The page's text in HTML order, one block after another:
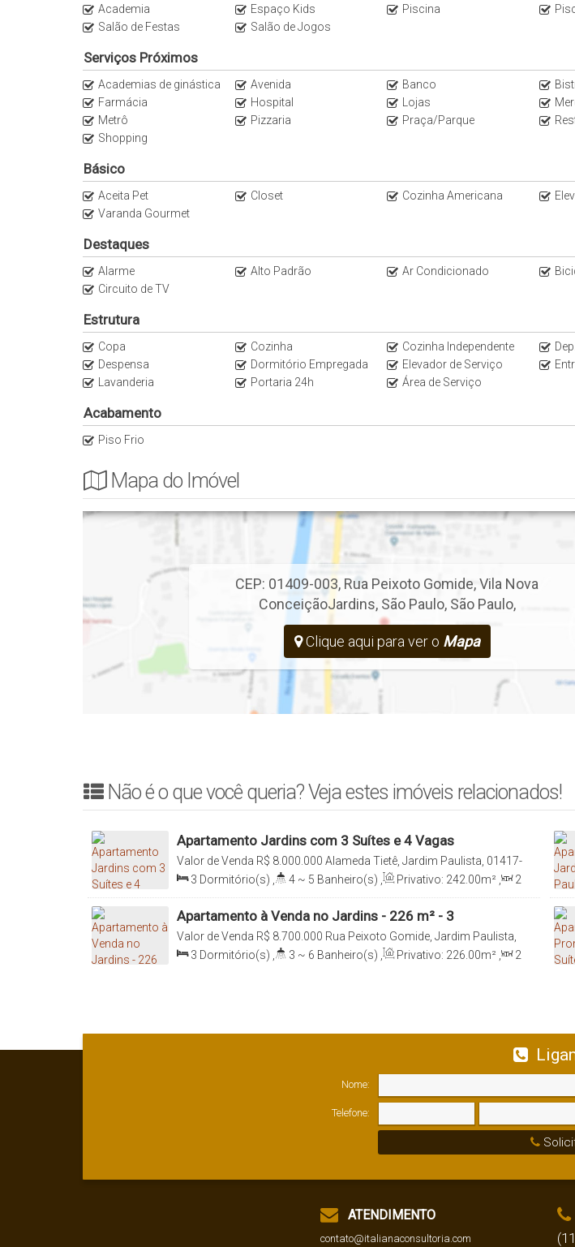
@ItalianaConsultoria.
2 minutos do Pirajá Paulista
2 min do Fogo de Chão Jardins
2 min do Bullguer Jardins
3 min da PÃO - Padaria Artesanal Orgânica
3 min da La Bella
4 min do Bistrô Paris 6 Vaudeville
4 min do BotaniKafé - Jardins
5 min do Restaurante Aoyama - Jardins
6 min do Cabana Burger Oscar Freire
7 min do Nakka Jardins
8 min da Padaria Galeria dos Pães
10 min da Avenida Faria Lima
Anuncie seu imóvel conosco
As informações estão sujeitas a alterações sem aviso prévio, consulte o corretor responsável.
Academia Espaço Kids Piscina
Salão de Festas
Salão de Jogos
Serviços Próximos
Academias de ginástica Avenida Banco
Farmácia
Hospital Lojas
Metrô
Pizzaria Praça/Parque
Shopping
Básico
Aceita Pet Closet Cozinha Americana
Varanda Gourmet
Destaques
Alarme Alto Padrão Ar Condicionado
Circuito de TV
Estrutura
Copa Cozinha Cozinha Independente
Despensa
Dormitório Empregada Elevador de Serviço
Lavanderia
Portaria 24h Área de Serviço
Acabamento
Piso Frio
Mapa do Imóvel
CEP: 01409-003, Rua Peixoto Gomide,Vila Nova
ConceiçãoJardins, São Paulo, São Paulo,
Clique aqui para ver o Mapa
Não é o que você queria? Veja estes imóveis relacionados!
Apartamento Jardins com 3 Suítes e 4 Vagas
R$ 8.000.000
Valor de Venda
Alameda Tietê, Jardim Paulista, 01417-
020, Jardins, São Paulo, São Paulo, Brasil
3 Dormitório(s) 4 ~ 5 Banheiro(s) Privativo: 242 .00m²
2
242
.00
Apartamento à Venda no Jardins - 226 m² - 3
Dormitórios- 3 Suítes e 4 Vagas
R$ 8.700.000
Valor de Venda
Rua Peixoto Gomide, Jardim Paulista,
01409-003, Jardins, São Paulo, São Paulo, Brasil
3 Dormitório(s) 3 ~ 6 Banheiro(s) Privativo: 226 .00m²
2
Nome:
Telefone:
ATENDIMENTO
contato@italianaconsultoria.com